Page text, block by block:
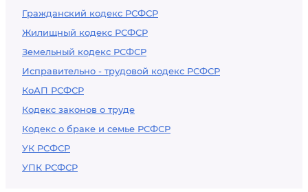
Гражданский кодекс РСФСР
Жилищный кодекс РСФСР
Земельный кодекс РСФСР
Исправительно - трудовой кодекс РСФСР
КоАП РСФСР
Кодекс законов о труде
Кодекс о браке и семье РСФСР
УК РСФСР
УПК РСФСР